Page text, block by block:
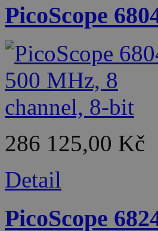
PicoScope
286 125,00 Kč
Detail
PicoScope